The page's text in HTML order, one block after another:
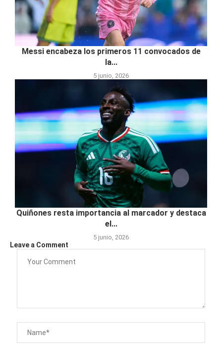
Messi encabeza los primeros 11 convocados de
la...
5 junio, 2026
Quiñones resta importancia al marcador y destaca
el...
5 junio, 2026
Leave a Comment